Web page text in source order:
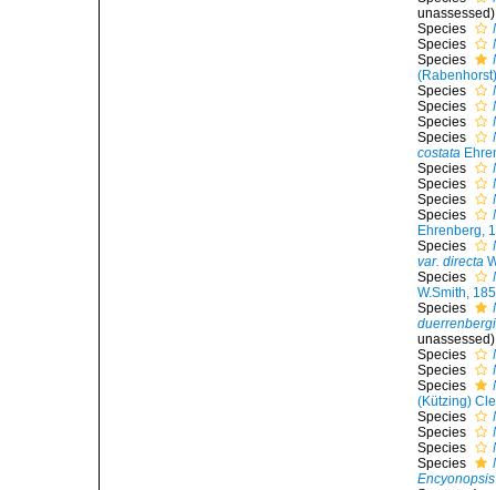
unassessed)
Species
Species
Species
Species
Species
Species
Species
costata
Species
Species
Species
Species
Ehrenberg,
Species
var. directa
Species
W.Smith,
Species
unassessed)
Species
Species
Species
(Kützing)
Species
Species
Species
Species